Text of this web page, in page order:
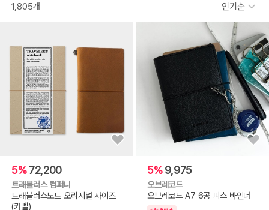
1,805개 인기순
5% 72,200
트래블러스 컴퍼니
트래블러스노트 오리지널 사이즈
(카멜)
5% 9,975
오브레코드
오브레코드 A7 6공 피스 바인더